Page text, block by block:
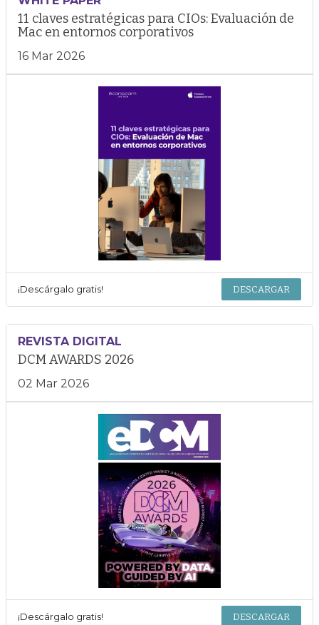
11 claves estratégicas para CIOs: Evaluación de
Mac en entornos corporativos
16 Mar 2026
¡Descárgalo gratis! DESCARGAR
REVISTA DIGITAL
DCM AWARDS 2026
02 Mar 2026
¡Descárgalo gratis! DESCARGAR